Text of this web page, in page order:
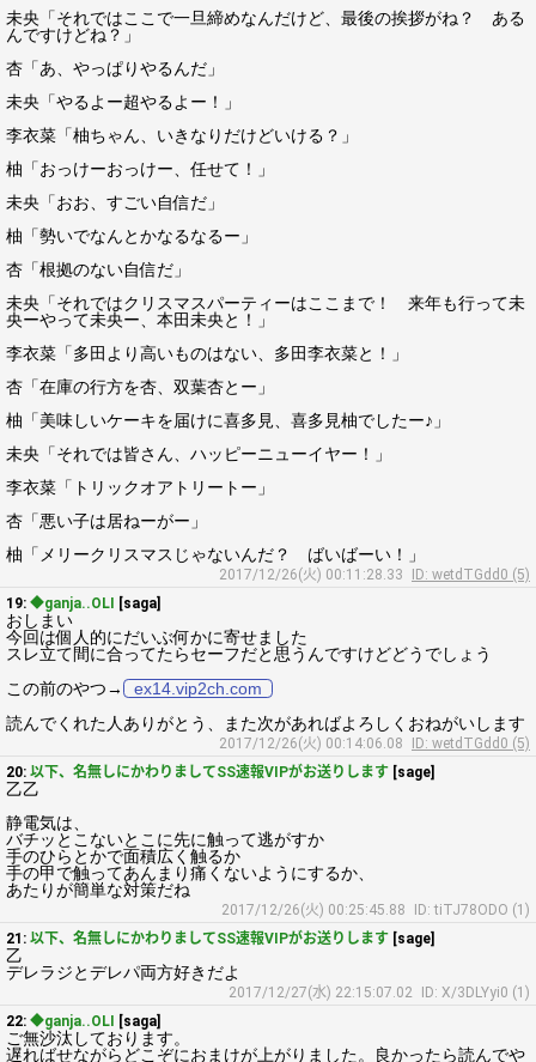
未央「それではここで一旦締めなんだけど、最後の挨拶がね？ ある
んですけどね？」
杏「あ、やっぱりやるんだ」
未央「やるよー超やるよー！」
李衣菜「柚ちゃん、いきなりだけどいける？」
柚「おっけーおっけー、任せて！」
未央「おお、すごい自信だ」
柚「勢いでなんとかなるなるー」
杏「根拠のない自信だ」
未央「それではクリスマスパーティーはここまで！ 来年も行って未
央ーやって未央ー、本田未央と！」
李衣菜「多田より高いものはない、多田李衣菜と！」
杏「在庫の行方を杏、双葉杏とー」
柚「美味しいケーキを届けに喜多見、喜多見柚でしたー♪」
未央「それでは皆さん、ハッピーニューイヤー！」
李衣菜「トリックオアトリートー」
杏「悪い子は居ねーがー」
柚「メリークリスマスじゃないんだ？ ばいばーい！」
2017/12/26(火) 00:11:28.33
ID: wetdTGdd0 (5)
19: ◆ganja..OLI [saga]
おしまい
今回は個人的にだいぶ何かに寄せました
スレ立て間に合ってたらセーフだと思うんですけどどうでしょう
この前のやつ→
ex14.vip2ch.com
読んでくれた人ありがとう、また次があればよろしくおねがいします
2017/12/26(火) 00:14:06.08
ID: wetdTGdd0 (5)
20: 以下、名無しにかわりましてSS速報VIPがお送りします [sage]
乙乙
静電気は、
バチッとこないとこに先に触って逃がすか
手のひらとかで面積広く触るか
手の甲で触ってあんまり痛くないようにするか、
あたりが簡単な対策だね
2017/12/26(火) 00:25:45.88
ID: tiTJ78ODO (1)
21: 以下、名無しにかわりましてSS速報VIPがお送りします [sage]
乙
デレラジとデレパ両方好きだよ
2017/12/27(水) 22:15:07.02
ID: X/3DLYyi0 (1)
22: ◆ganja..OLI [saga]
ご無沙汰しております。
遅ればせながらどこぞにおまけが上がりました。良かったら読んでや